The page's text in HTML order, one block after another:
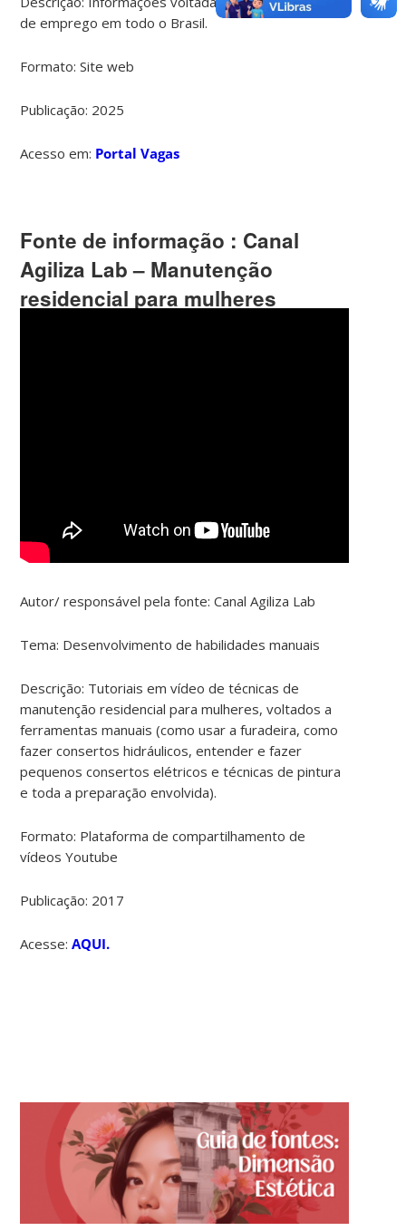
de emprego em todo o Brasil.
Formato:Site web
Publicação: 2025
Acesso em: Portal Vagas
Fonte de informação : Canal
Agiliza Lab – Manutenção
residencial para mulheres
Autor/ responsável pela fonte:Canal Agiliza Lab
Tema: Desenvolvimento de habilidades manuais
Descrição: Tutoriais em vídeo de técnicas de
manutenção residencial para mulheres,voltados a
ferramentas manuais (como usar a furadeira, como
fazer consertos hidráulicos, entender e fazer
pequenos consertos elétricos e técnicas de pintura
e toda a preparação envolvida).
Formato: Plataforma de compartilhamento de
vídeos Youtube
Publicação: 2017
Acesse: AQUI.